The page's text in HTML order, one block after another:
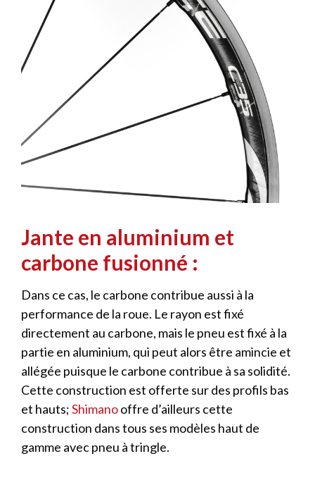
Jante en aluminium et
carbone fusionné :
Dans ce cas, le carbone contribue aussi à la
performance de la roue. Le rayon est fixé
directement au carbone, mais le pneu est fixé à la
partie en aluminium, qui peut alors être amincie et
allégée puisque le carbone contribue à sa solidité.
Cette construction est offerte sur des profils bas
et hauts;Shimanooffre d’ailleurs cette
construction dans tous ses modèles haut de
gamme avec pneu à tringle.